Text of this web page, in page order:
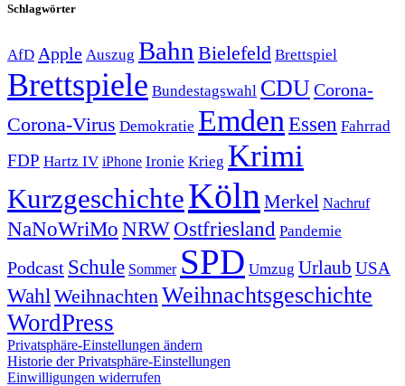
Schlagwörter
AfD Apple Auszug Bahn Bielefeld Brettspiel
Brettspiele Bundestagswahl CDUCorona-
Corona-Virus Demokratie Emden Essen Fahrrad
FDP Hartz IV iPhone Ironie Krieg Krimi
KurzgeschichteKöln Merkel Nachruf
NaNoWriMo NRWOstfriesland Pandemie
Podcast Schule Sommer SPD Umzug Urlaub USA
Wahl Weihnachten Weihnachtsgeschichte
WordPress
Privatsphäre-Einstellungen ändern
Historie der Privatsphäre-Einstellungen
Einwilligungen widerrufen